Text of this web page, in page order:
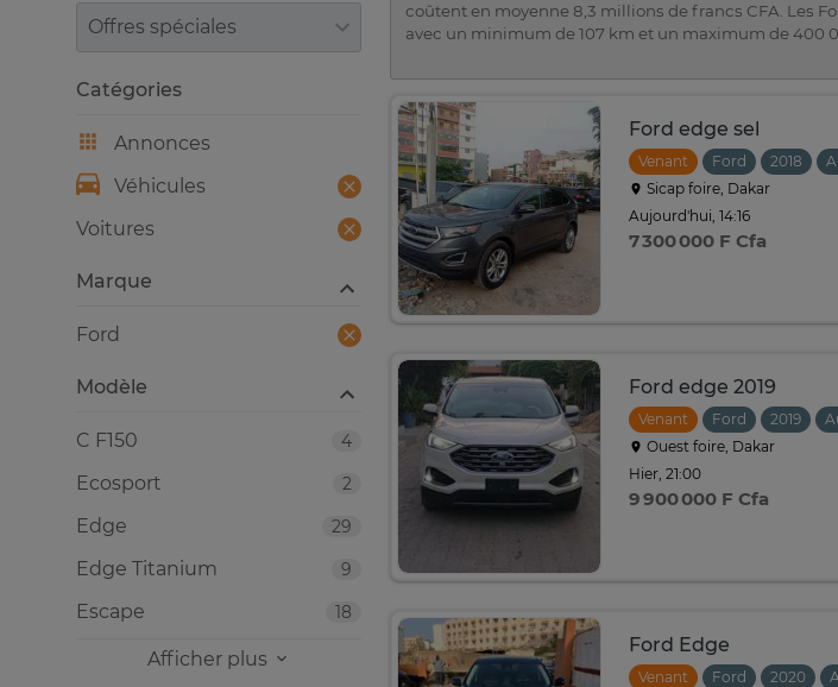
coûtent en moyenne 8,3 millions de francs CFA. Les
avec un minimum de 107 km et un maximum de 400
Ford edge sel
Venant Ford 2018
Sicap foire, Dakar
Aujourd'hui, 14:16
7 300 000 F Cfa
Ford edge 2019
Venant Ford 2019
Ouest foire, Dakar
Hier, 21:00
9 900 000 F Cfa
Ford Edge
Venant Ford 2020
Trier par
Catégories
Annonces
Véhicules
Voitures
Marque
Ford
Modèle
4
C F150
2
Ecosport
29
Edge
9
Edge Titanium
18
Escape
Afficher plus